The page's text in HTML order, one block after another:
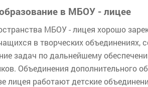
в МБОУ - лицее
МБОУ - лицея хорошо
в творческих объединениях,
задач по дальнейшему
Объединения дополнительного
работают детские